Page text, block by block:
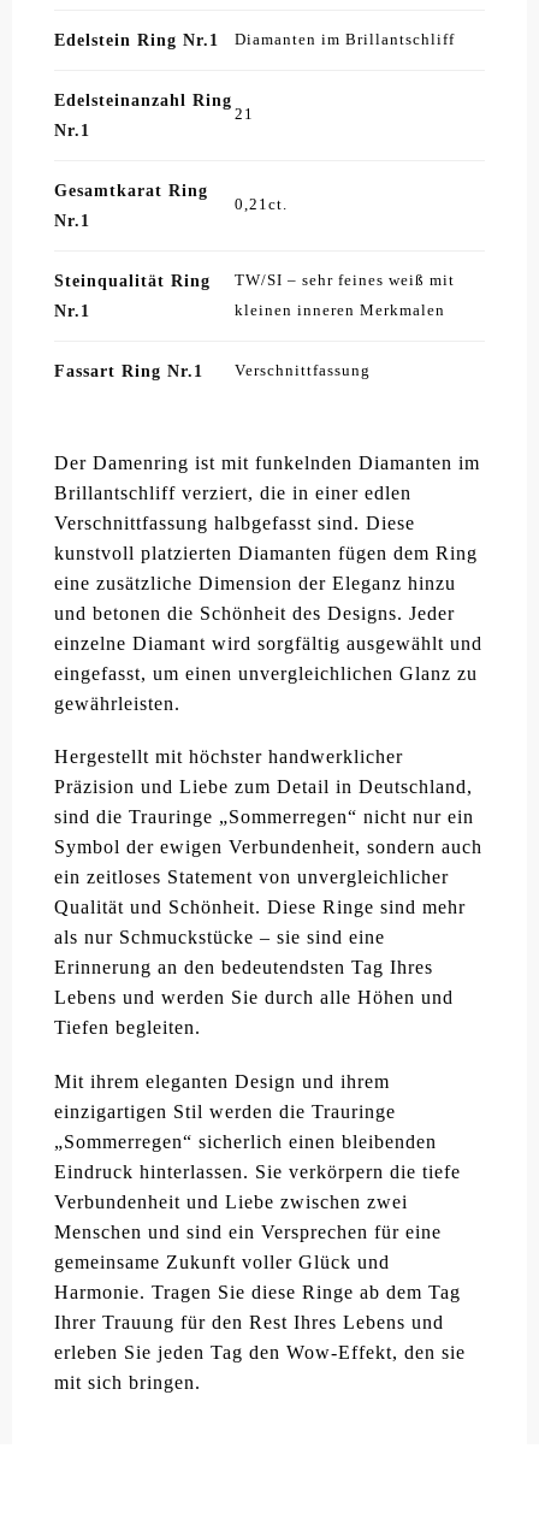
Edelstein Ring Nr.1 Diamanten im Brillantschliff
Edelsteinanzahl Ring
Nr.1
21
Gesamtkarat Ring
Nr.1
0,21ct.
Steinqualität Ring
Nr.1
TW/SI – sehr feines weiß mit
kleinen inneren Merkmalen
Fassart Ring Nr.1 Verschnittfassung
Der Damenring ist mit funkelnden Diamanten im
Brillantschliff verziert, die in einer edlen
Verschnittfassung halbgefasst sind. Diese
kunstvoll platzierten Diamanten fügen dem Ring
eine zusätzliche Dimension der Eleganz hinzu
und betonen die Schönheit des Designs. Jeder
einzelne Diamant wird sorgfältig ausgewählt und
eingefasst, um einen unvergleichlichen Glanz zu
gewährleisten.
Hergestellt mit höchster handwerklicher
Präzision und Liebe zum Detail in Deutschland,
sind die Trauringe „Sommerregen“ nicht nur ein
Symbol der ewigen Verbundenheit, sondern auch
ein zeitloses Statement von unvergleichlicher
Qualität und Schönheit. Diese Ringe sind mehr
als nur Schmuckstücke – sie sind eine
Erinnerung an den bedeutendsten Tag Ihres
Lebens und werden Sie durch alle Höhen und
Tiefen begleiten.
Mit ihrem eleganten Design und ihrem
einzigartigen Stil werden die Trauringe
„Sommerregen“ sicherlich einen bleibenden
Eindruck hinterlassen. Sie verkörpern die tiefe
Verbundenheit und Liebe zwischen zwei
Menschen und sind ein Versprechen für eine
gemeinsame Zukunft voller Glück und
Harmonie. Tragen Sie diese Ringe ab dem Tag
Ihrer Trauung für den Rest Ihres Lebens und
erleben Sie jeden Tag den Wow-Effekt, den sie
mit sich bringen.